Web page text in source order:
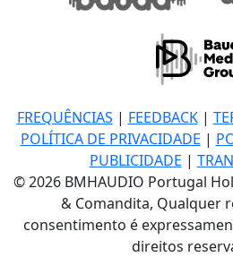
FREQUÊNCIAS | FEEDBACK|
POLÍTICA DE PRIVACIDADE |
PUBLICIDADE |
© 2026 BMHAUDIO Portugal
& Comandita, Qualquer
consentimento é
direitos